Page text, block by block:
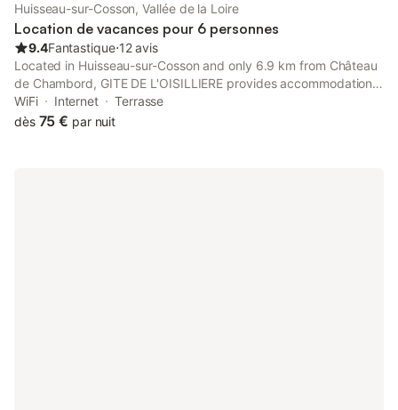
Huisseau-sur-Cosson, Vallée de la Loire
Location de vacances pour 6 personnes
9.4Fantastique⋅12 avis
Located in Huisseau-sur-Cosson and only 6.9 km from Château
de Chambord, GITE DE L'OISILLIERE provides accommodation
with garden views, free WiFi and free private parking.
WiFi Internet
Terrasse
dès 75 € par nuit